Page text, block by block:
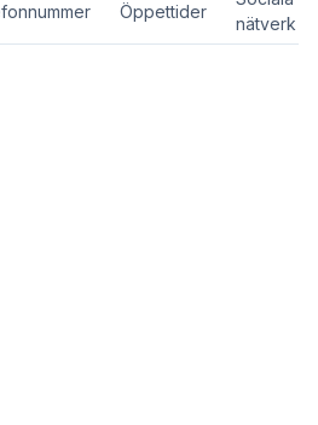
Öppettider
nätverk